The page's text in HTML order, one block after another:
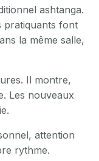
ashtanga.
pratiquants font
la même salle,
Il montre,
Les nouveaux
attention
rythme.